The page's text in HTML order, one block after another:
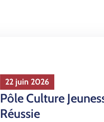
22 juin 2026
Pôle Culture
Réussie